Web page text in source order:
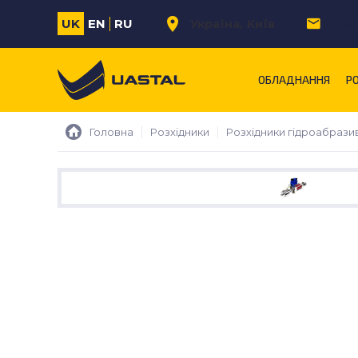
UK EN RU
ОБЛАДНАННЯ
Головна Розхідники Розхідники